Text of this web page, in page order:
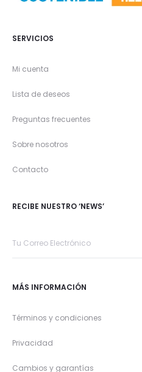
SERVICIOS
Mi cuenta
Lista de deseos
Preguntas frecuentes
Sobre nosotros
Contacto
RECIBE NUESTRO ‘NEWS’
MÁS INFORMACIÓN
Términos y condiciones
Privacidad
Cambios y garantías